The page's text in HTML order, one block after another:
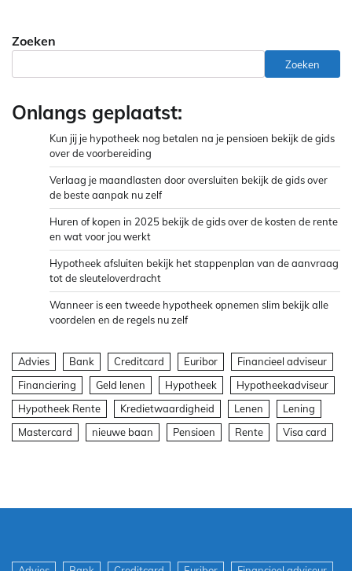
Zoeken
Zoeken
Onlangs geplaatst:
Kun jij je hypotheek nog betalen na je pensioen bekijk de gids
over de voorbereiding
Verlaag je maandlasten door oversluiten bekijk de gids over
de beste aanpak nu zelf
Huren of kopen in 2025 bekijk de gids over de kosten de rente
en wat voor jou werkt
Hypotheek afsluiten bekijk het stappenplan van de aanvraag
tot de sleuteloverdracht
Wanneer is een tweede hypotheek opnemen slim bekijk alle
voordelen en de regels nu zelf
Advies Bank Creditcard Euribor
Financieel adviseur
Financiering
Geld lenen Hypotheek
Hypotheekadviseur
Hypotheek Rente
Kredietwaardigheid Lenen
Lening
Mastercard
nieuwe baan Pensioen Rente Visa card